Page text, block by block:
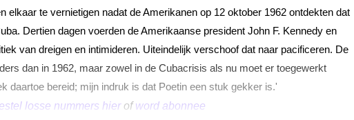
elkaar te vernietigen nadat de Amerikanen op 12 oktober 1962 ontdekten dat
Dertien dagen voerden de Amerikaanse president John F. Kennedy en
van dreigen en intimideren. Uiteindelijk verschoof dat naar pacificeren. De
dan in 1962, maar zowel in de Cubacrisis als nu moet er toegewerkt
daartoe bereid; mijn indruk is dat Poetin een stuk gekker is.'
losse nummers hierofword abonnee